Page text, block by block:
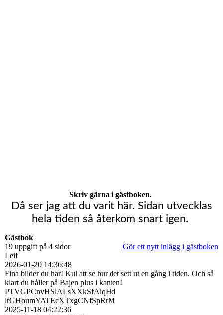
Skriv gärna i gästboken.
Då ser jag att du varit här. Sidan utvecklas
hela tiden så återkom snart igen.
Gästbok
19 uppgift på 4 sidor
Gör ett nytt inlägg i gästboken
Leif
2026-01-20 14:36:48
Fina bilder du har! Kul att se hur det sett ut en gång i tiden. Och så
klart du håller på Bajen plus i kanten!
PTVGPCnvHSlALsXXkSfAiqHd
lrGHoumYATEcXTxgCNfSpRrM
2025-11-18 04:22:36